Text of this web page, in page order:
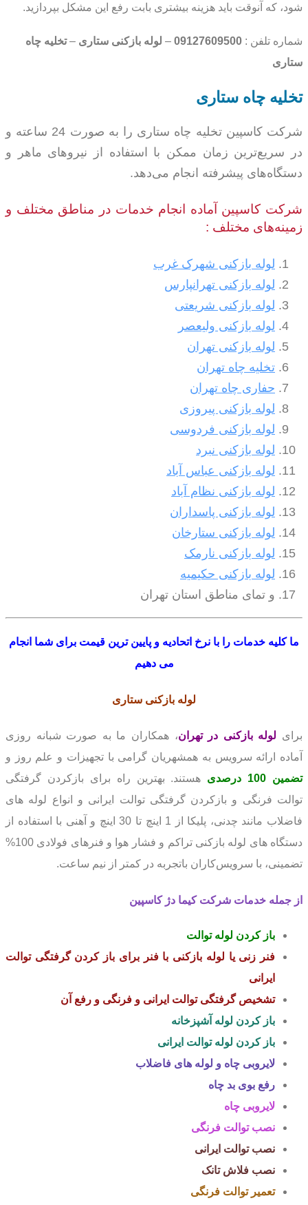
شود، که آنوقت باید هزینه بیشتری بابت رفع این مشکل بپردازید.
شماره تلفن : 09127609500
– لوله بازکنی ستاری –تخلیه چاه
ستاری
تخلیه چاه ستاری
شرکت کاسپین تخلیه چاه ستاری را به صورت 24 ساعته و
در سریع‌ترین زمان ممکن با استفاده از نیروهای ماهر و
دستگاه‌های پیشرفته انجام می‌دهد.
شرکت کاسپین آماده انجام خدمات در مناطق مختلف و
زمینه‌های مختلف :
لوله بازکنی شهرک غرب
لوله بازکنی تهرانپارس
لوله بازکنی شریعتی
لوله بازکنی ولیعصر
لوله بازکنی تهران
تخلیه چاه تهران
حفاری چاه تهران
لوله بازکنی پیروزی
لوله بازکنی فردوسی
لوله بازکنی نبرد
لوله بازکنی عباس آباد
لوله بازکنی نظام آباد
لوله بازکنی پاسداران
لوله بازکنی ستارخان
لوله بازکنی نارمک
لوله بازکنی حکیمیه
و تمای مناطق استان تهران
ما کلیه خدمات را با نرخ اتحادیه و پایین ترین قیمت برای شما انجام
می دهیم
لوله بازکنی ستاری
برای لوله بازکنی در تهران، همکاران ما به صورت شبانه روزی
آماده ارائه سرویس به همشهریان گرامی با تجهیزات و علم روز و
تضمین 100 درصدی
هستند. بهترین راه برای بازکردن گرفتگی
توالت فرنگی و بازکردن گرفتگی توالت ایرانی و انواع لوله های
فاضلاب مانند چدنی، پلیکا از 1 اینچ تا 30 اینچ و آهنی با استفاده از
دستگاه های لوله بازکنی تراکم و فشار هوا و فنرهای فولادی 100%
تضمینی، با سرویس‌کاران باتجربه در کمتر از نیم ساعت.
از جمله خدمات شرکت کیما دژ کاسپین
باز کردن لوله توالت
فنر زنی یا لوله بازکنی با فنر برای باز کردن گرفتگی توالت
ایرانی
تشخیص گرفتگی توالت ایرانی و فرنگی و رفع آن
باز کردن لوله آشپزخانه
باز کردن لوله توالت ایرانی
لایروبی چاه و لوله های فاضلاب
رفع بوی بد چاه
لایروبی چاه
نصب توالت فرنگی
نصب توالت ایرانی
نصب فلاش تانک
تعمیر توالت فرنگی